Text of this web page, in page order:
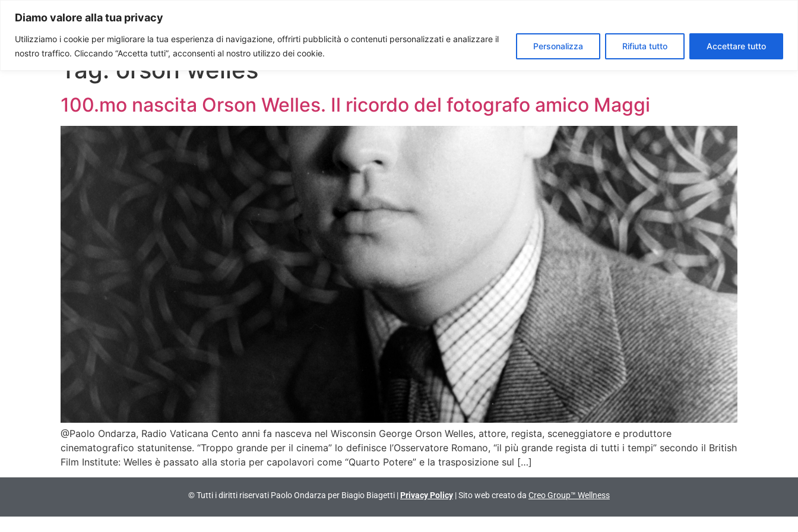
Diamo valore alla tua privacy
Utilizziamo i cookie per migliorare la tua esperienza di navigazione, offrirti pubblicità o contenuti personalizzati e analizzare il
nostro traffico. Cliccando “Accetta tutti”, acconsenti al nostro utilizzo dei cookie.
Personalizza Rifiuta tutto Accettare tutto
Paolo Ondarza
Tag: orson welles
100.mo nascita Orson Welles. Il ricordo del fotografo amico Maggi
@Paolo Ondarza, Radio Vaticana Cento anni fa nasceva nel Wisconsin George Orson Welles, attore, regista, sceneggiatore e produttore
cinematografico statunitense. “Troppo grande per il cinema” lo definisce l’Osservatore Romano, “il più grande regista di tutti i tempi” secondo il British
Film Institute: Welles è passato alla storia per capolavori come “Quarto Potere” e la trasposizione sul […]
© Tutti i diritti riservati Paolo Ondarza per Biagio Biagetti | Privacy Policy | Sito web creato da Creo Group™ Wellness